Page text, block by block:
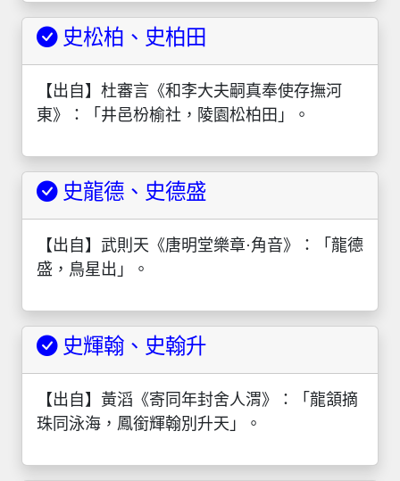
史松柏、史柏田
【出自】杜審言《和李大夫嗣真奉使存撫河
東》：「井邑枌榆社，陵園松柏田」。
史龍德、史德盛
【出自】武則天《唐明堂樂章·角音》：「龍德
盛，鳥星出」。
史輝翰、史翰升
【出自】黃滔《寄同年封舍人渭》：「龍頷摘
珠同泳海，鳳銜輝翰別升天」。